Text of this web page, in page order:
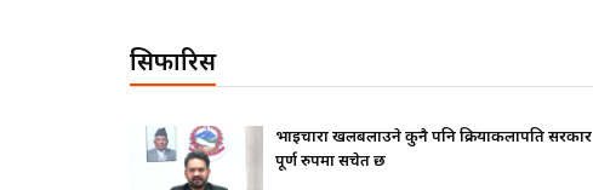
सिफारिस
भाइचारा खलबलाउने कुनै पनि क्रियाकलापप्रति सरकार
पूर्ण रुपमा सचेत छ